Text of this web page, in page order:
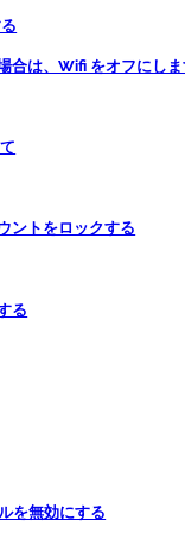
合は、Wifi をオフにし
ントをロックする
る
を無効にする